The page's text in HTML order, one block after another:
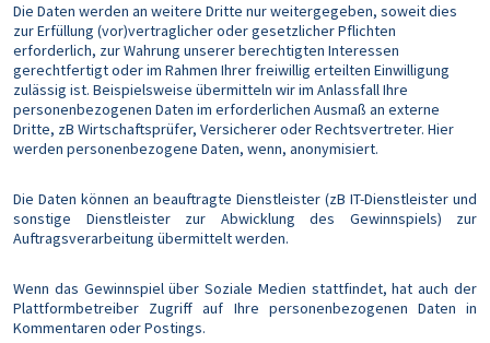
Die Daten werden an weitere Dritte nur weitergegeben, soweit dies
zur Erfüllung (vor)vertraglicher oder gesetzlicher Pflichten
erforderlich, zur Wahrung unserer berechtigten Interessen
gerechtfertigt oder im Rahmen Ihrer freiwillig erteilten Einwilligung
zulässig ist. Beispielsweise übermitteln wir im Anlassfall Ihre
personenbezogenen Daten im erforderlichen Ausmaß an externe
Dritte, zB Wirtschaftsprüfer, Versicherer oder Rechtsvertreter. Hier
werden personenbezogene Daten, wenn, anonymisiert.
Die Daten können an beauftragte Dienstleister (zB IT-Dienstleister und
sonstige Dienstleister zur Abwicklung des Gewinnspiels) zur
Auftragsverarbeitung übermittelt werden.
Wenn das Gewinnspiel über Soziale Medien stattfindet, hat auch der
Plattformbetreiber Zugriff auf Ihre personenbezogenen Daten in
Kommentaren oder Postings.